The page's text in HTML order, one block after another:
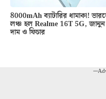
8000mAh ব্যাটারির ধামাকা!
লঞ্চ হল Realme 16T 5G, জানুন
দাম ও ফিচার
---